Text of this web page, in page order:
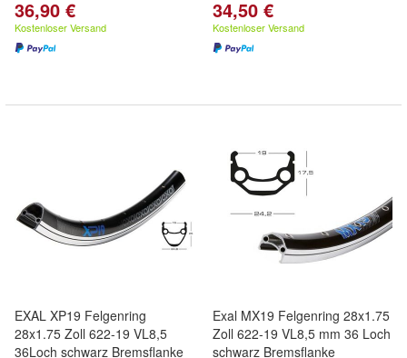
36,90 €
Kostenloser Versand
34,50 €
Kostenloser Versand
EXAL XP19 Felgenring
28x1.75 Zoll 622-19 VL8,5
36Loch schwarz Bremsflanke
Exal MX19 Felgenring 28x1.75
Zoll 622-19 VL8,5 mm 36 Loch
schwarz Bremsflanke